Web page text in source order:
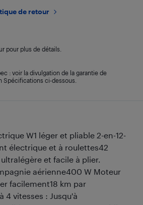
W1 léger et pliable 2-en-12-
électrique et à roulettes42
et facile à plier.
aérienne400 W Moteur
facilement18 km par
4 vitesses : Jusqu'à
de retour
pour plus de détails.
: voir la divulgation de la garantie de
Spécifications ci-dessous.